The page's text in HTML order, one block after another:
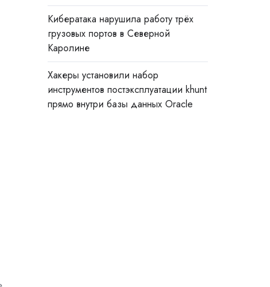
Кибератака нарушила работу трёх
грузовых портов в Северной
Каролине
Хакеры установили набор
инструментов постэксплуатации khunt
прямо внутри базы данных Oracle